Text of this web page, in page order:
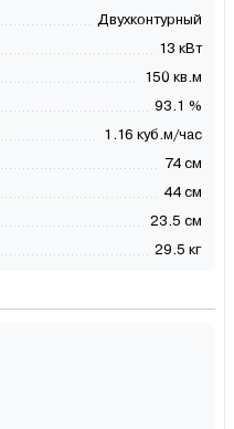
Двухконтурный
13 кВт
150 кв.м
93.1 %
1.16 куб.м/час
74 см
44 см
23.5 см
29.5 кг